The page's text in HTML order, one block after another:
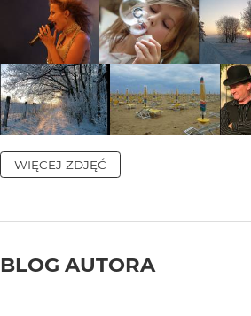
WIĘCEJ ZDJĘĆ
BLOG AUTORA